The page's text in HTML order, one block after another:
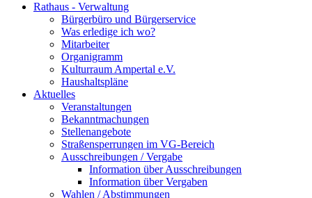
Rathaus - Verwaltung
Bürgerbüro und Bürgerservice
Was erledige ich wo?
Mitarbeiter
Organigramm
Kulturraum Ampertal e.V.
Haushaltspläne
Aktuelles
Veranstaltungen
Bekanntmachungen
Stellenangebote
Straßensperrungen im VG-Bereich
Ausschreibungen / Vergabe
Information über Ausschreibungen
Information über Vergaben
Wahlen / Abstimmungen